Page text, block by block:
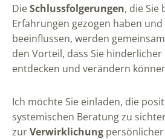
DieSchlussfolgerungen, die Sie
Erfahrungen gezogen haben
beeinflussen, werden
den Vorteil, dass Sie hinderlicher
entdecken und verändern
Ich möchte Sie einladen, die
systemischen Beratung zu
zurVerwirklichung